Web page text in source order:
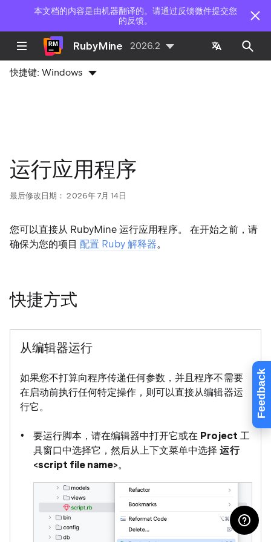
本文档的内容是由机器翻译的。请通过反馈微件提交您
的反馈。
Feedback
RubyMine 2026.2
快捷键:Windows
运行应用程序
最后修改日期： 2026年 7月 14日
您可以直接从 RubyMine 运行应用程序。 在开始之前，请
确保为您的项目 配置 Ruby 解释器。
快捷方式
从编辑器运行
如果您不打算向程序传递任何参数，并且程序不需要
在启动前执行任何特定操作，则可以直接从编辑器运
行它。
要运行脚本，请在编辑器中打开它或在 Project 工
具窗口中选择它，然后从上下文菜单中选择运行
<script file name>。